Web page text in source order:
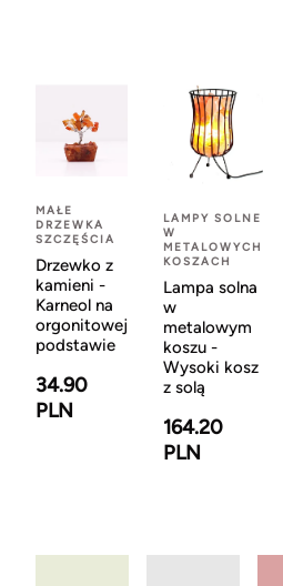
MAŁE
DRZEWKA
SZCZĘŚCIA
Drzewko z
kamieni -
Karneol na
orgonitowej
podstawie
34.90
PLN
LAMPY SOLNE
W
METALOWYCH
KOSZACH
Lampa solna
w
metalowym
koszu -
Wysoki kosz
z solą
164.20
PLN